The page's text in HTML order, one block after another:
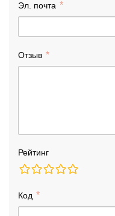
Эл. почта
Отзыв
Рейтинг
Код